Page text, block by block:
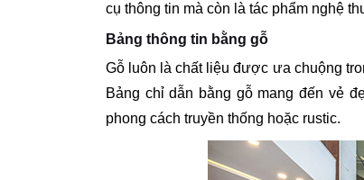
cụ thông tin mà còn là tác phẩm nghệ
Bảng thông tin bằng gỗ
Gỗ luôn là chất liệu được ưa chuộng
Bảng chỉ dẫn bằng gỗ mang đến vẻ
phong cách truyền thống hoặc rustic.